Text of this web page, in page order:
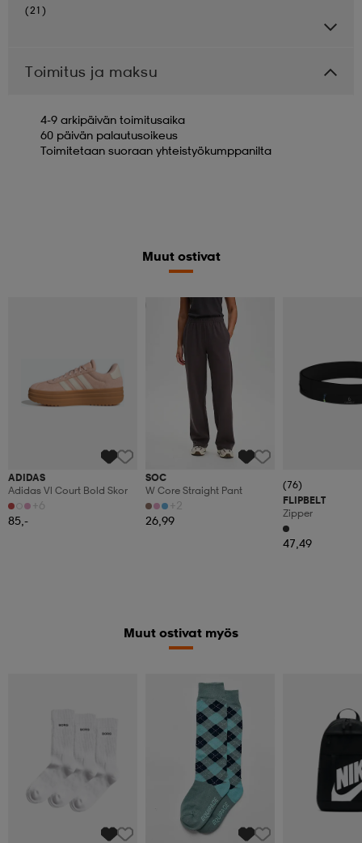
(21)
Toimitus ja maksu
4-9 arkipäivän toimitusaika
60 päivän palautusoikeus
Toimitetaan suoraan yhteistyökumppanilta
Muut ostivat
ADIDAS
Adidas Vl Court Bold Skor
+6
85,-
Valitse 2, maksa 44,99€
SOC
W Core Straight Pant
+2
26,99
(76)
FLIPBELT
Zipper
47,49
Muut ostivat myös